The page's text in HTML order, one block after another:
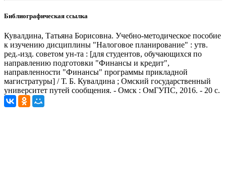
Библиографическая ссылка
Кувалдина, Татьяна Борисовна. Учебно-методическое пособие
к изучению дисциплины "Налоговое планирование" : утв.
ред.-изд. советом ун-та : [для студентов, обучающихся по
направлению подготовки "Финансы и кредит",
направленности "Финансы" программы прикладной
магистратуры] / Т. Б. Кувалдина ; Омский государственный
университет путей сообщения. - Омск : ОмГУПС, 2016. - 20 с.